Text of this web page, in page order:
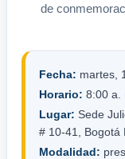
de
Fecha: martes,
Horario: 8:00 a.
Lugar: Sede
# 10-41, Bogotá
Modalidad: